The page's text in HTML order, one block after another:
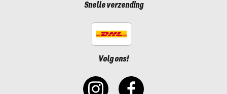
Snelle verzending
Volg ons!